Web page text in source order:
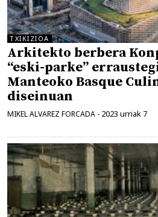
TXIKIZIOA
Arkitekto berbera
“eski-parke”
Manteoko Basque
diseinuan
MIKEL ALVAREZ FORCADA - 2023 urriak 7